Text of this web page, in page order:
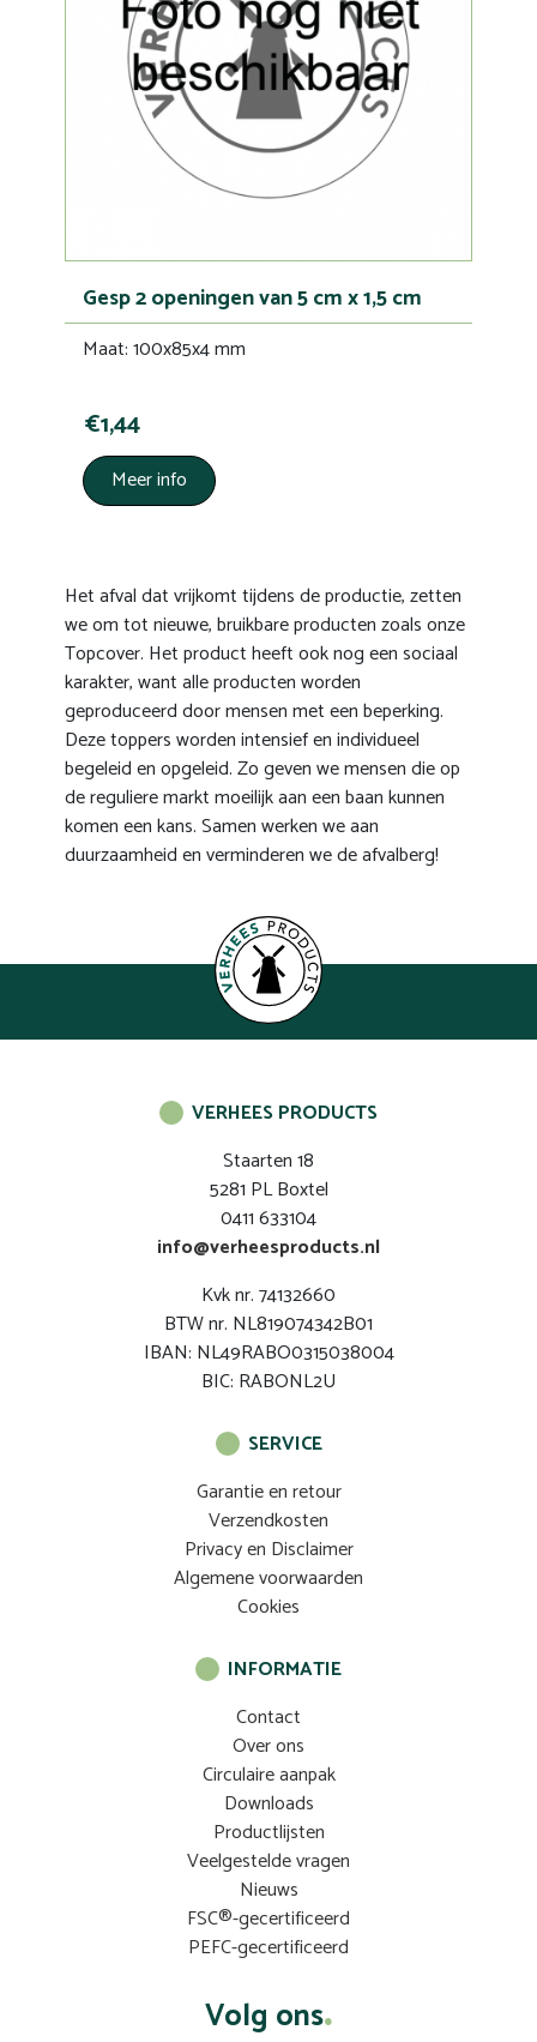
Gesp 2 openingen van 5 cm x 1,5 cm
Maat: 100x85x4 mm
€1,44
Meer info
Het afval dat vrijkomt tijdens de productie, zetten
we om tot nieuwe, bruikbare producten zoals onze
Topcover. Het product heeft ook nog een sociaal
karakter, want alle producten worden
geproduceerd door mensen met een beperking.
Deze toppers worden intensief en individueel
begeleid en opgeleid. Zo geven we mensen die op
de reguliere markt moeilijk aan een baan kunnen
komen een kans. Samen werken we aan
duurzaamheid en verminderen we de afvalberg!
VERHEES PRODUCTS
Staarten 18
5281 PL Boxtel
0411 633104
info@verheesproducts.nl
Kvk nr. 74132660
BTW nr. NL819074342B01
IBAN: NL49RABO0315038004
BIC: RABONL2U
SERVICE
Garantie en retour
Verzendkosten
Privacy en Disclaimer
Algemene voorwaarden
Cookies
INFORMATIE
Contact
Over ons
Circulaire aanpak
Downloads
Productlijsten
Veelgestelde vragen
Nieuws
FSC®-gecertificeerd
PEFC-gecertificeerd
Volg ons